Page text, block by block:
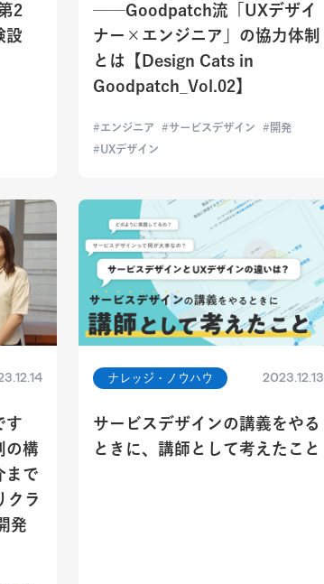
2
設
──Goodpatch流「UXデザイ
ナー×エンジニア」の協力体制
とは【Design Cats in
Goodpatch_Vol.02】
エンジニア サービスデザイン
開発
UXデザイン
す
の構
まで
ラ
発
ナレッジ・ノウハウ 2023.12.13
サービスデザインの講義をやる
ときに、講師として考えたこと